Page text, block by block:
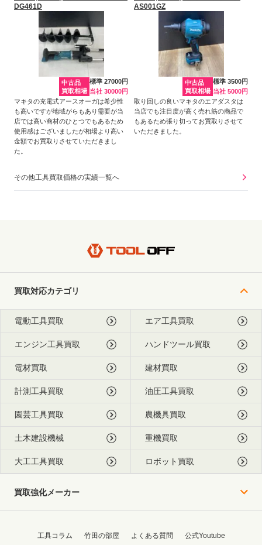
DG461D
中古品
買取相場
標準 27000円
当社 30000円
マキタの充電式アースオーガは希少性
も高いですが地域がらもあり需要が当
店では高い商材のひとつでもあるため
使用感はございましたが相場より高い
金額でお買取りさせていただきまし
た。
AS001GZ
中古品
買取相場
標準 3500円
当社 5000円
取り回しの良いマキタのエアダスタは
当店でも注目度が高く売れ筋の商品で
もあるため張り切ってお買取りさせて
いただきました。
その他工具買取価格の実績一覧へ
買取対応カテゴリ
電動工具買取 エア工具買取
エンジン工具買取 ハンドツール買取
電材買取 建材買取
計測工具買取 油圧工具買取
園芸工具買取 農機具買取
土木建設機械 重機買取
大工工具買取 ロボット買取
買取強化メーカー
工具コラム 竹田の部屋 よくある質問 公式Youtube